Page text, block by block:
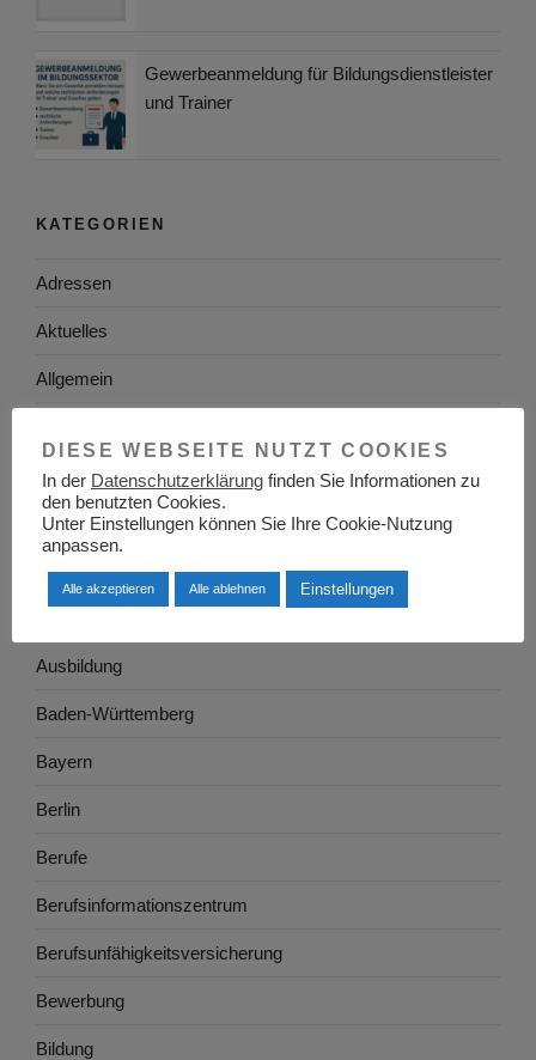
Gewerbeanmeldung für Bildungsdienstleister
und Trainer
KATEGORIEN
Adressen
Aktuelles
Allgemein
Arbeitsplatzsuche
Arbeitsrecht
Arbeitswelt
Ausbildung
Baden-Württemberg
Bayern
Berlin
Berufe
Berufsinformationszentrum
Berufsunfähigkeitsversicherung
Bewerbung
Bildung
DIESE WEBSEITE NUTZT COOKIES
In der Datenschutzerklärung finden Sie Informationen zu
den benutzten Cookies.
Unter Einstellungen können Sie Ihre Cookie-Nutzung
anpassen.
Alle akzeptieren Alle ablehnen Einstellungen